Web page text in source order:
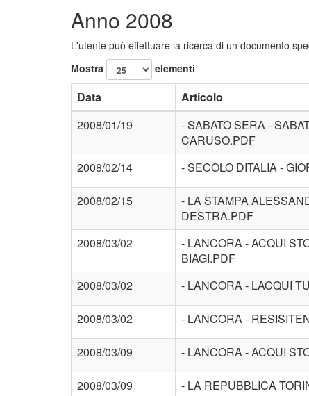
Anno 2008
L'utente può effettuare la ricerca di un documento
Mostra
elementi
Data Articolo
2008/01/19
- SABATO SERA -
CARUSO.PDF
2008/02/14 - SECOLO DITALIA -
2008/02/15
- LA STAMPA
DESTRA.PDF
2008/03/02
- LANCORA - ACQUI
BIAGI.PDF
2008/03/02 - LANCORA - LACQUI
2008/03/02 - LANCORA -
2008/03/09 - LANCORA - ACQUI
2008/03/09 - LA REPUBBLICA